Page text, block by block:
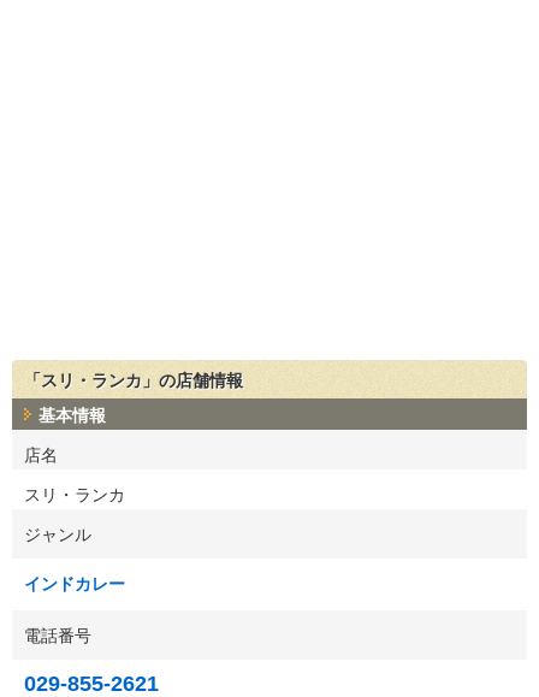
「スリ・ランカ」の店舗情報
基本情報
店名
スリ・ランカ
ジャンル
インドカレー
電話番号
029-855-2621